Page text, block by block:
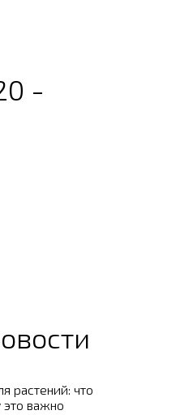
-
растений: что
это важно